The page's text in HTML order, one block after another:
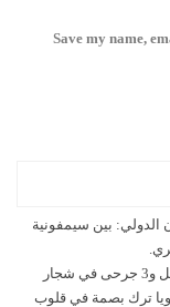
Save my name,
الدولي: بين سيمفونية
ترك بصمة في قلوب